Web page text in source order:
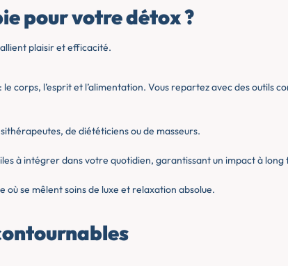
pour votre détox ?
plaisir et efficacité.
corps, l’esprit et l’alimentation. Vous repartez avec des outils
de diététiciens ou de masseurs.
à intégrer dans votre quotidien, garantissant un impact à
où se mêlent soins de luxe et relaxation absolue.